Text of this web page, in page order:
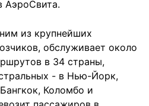
АэроСвита.
из крупнейших
обслуживает около
в 34 страны,
- в Нью-Йорк,
Коломбо и